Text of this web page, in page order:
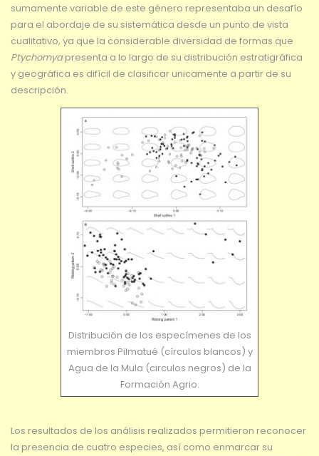
sumamente variable de este género representaba un desafío
para el abordaje de su sistemática desde un punto de vista
cualitativo, ya que la considerable diversidad de formas que
Ptychomyapresenta a lo largo de su distribución estratigráfica
y geográfica es difícil de clasificar unicamente a partir de su
descripción.
Distribución de los especímenes de los
miembros Pilmatué (círculos blancos) y
Agua de la Mula (circulos negros) de la
Formación Agrio.
Los resultados de los análisis realizados permitieron reconocer
la presencia de cuatro especies, así como enmarcar su